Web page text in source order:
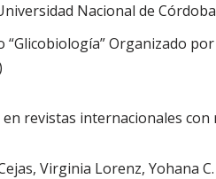
Nacional de
“Glicobiología” Organizado
en revistas internacionales
Virginia Lorenz, Yohana